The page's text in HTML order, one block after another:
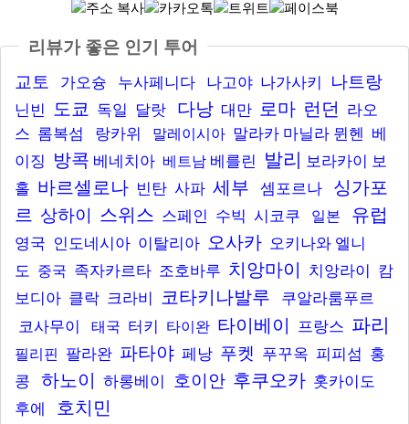
리뷰가 좋은 인기 투어
교토 가오슝 누사페니다 나고야 나가사키 나트랑
닌빈 도쿄 독일 달랏 다낭 대만 로마 런던 라오
스 롬복섬 랑카위 말레이시아 말라카 마닐라 뮌헨 베
이징 방콕 베네치아 베트남 베를린 발리 보라카이 보
홀 바르셀로나 빈탄 사파 세부 셈포르나
싱가포
르 상하이 스위스 스페인 수빅 시코쿠 일본 유럽
영국 인도네시아 이탈리아 오사카 오키나와 엘니
도 중국 족자카르타 조호바루 치앙마이 치앙라이 캄
보디아 클락 크라비 코타키나발루
쿠알라룸푸르
코사무이
태국 터키 타이완 타이베이 프랑스 파리
필리핀 팔라완 파타야 페낭 푸켓 푸꾸옥 피피섬 홍
콩
하노이 하롱베이 호이안 후쿠오카 홋카이도
후에
호치민